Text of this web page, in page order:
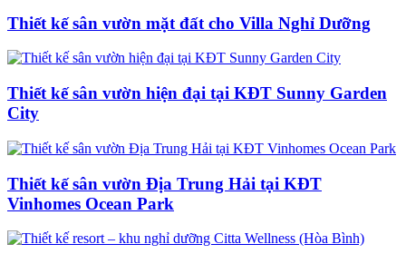
Thiết kế sân vườn mặt đất cho Villa Nghỉ Dưỡng
Thiết kế sân vườn hiện đại tại KĐT Sunny Garden
City
Thiết kế sân vườn Địa Trung Hải tại KĐT
Vinhomes Ocean Park